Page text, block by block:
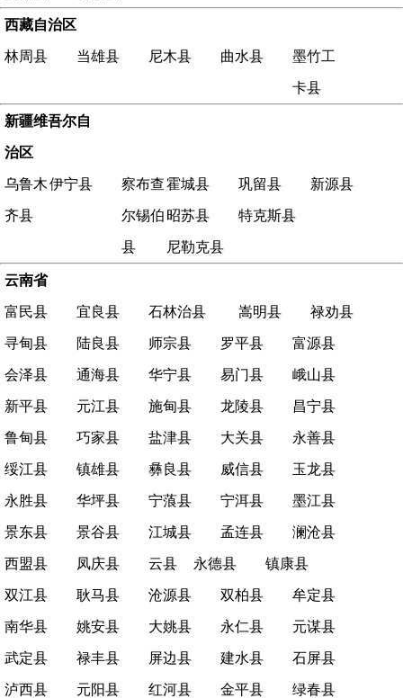
西藏自治区
林周县 当雄县 尼木县 曲水县 墨竹工
卡县
新疆维吾尔自
治区
乌鲁木
齐县
伊宁县 察布查
尔锡伯
县
霍城县 巩留县 新源县
昭苏县 特克斯县
尼勒克县
云南省
富民县 宜良县 石林治县 嵩明县 禄劝县
寻甸县 陆良县 师宗县 罗平县 富源县
会泽县 通海县 华宁县 易门县 峨山县
新平县 元江县 施甸县 龙陵县 昌宁县
鲁甸县 巧家县 盐津县 大关县 永善县
绥江县 镇雄县 彝良县 威信县 玉龙县
永胜县 华坪县 宁蒗县 宁洱县 墨江县
景东县 景谷县 江城县 孟连县 澜沧县
西盟县 凤庆县 云县 永德县 镇康县
双江县 耿马县 沧源县 双柏县 牟定县
南华县 姚安县 大姚县 永仁县 元谋县
武定县 禄丰县 屏边县 建水县 石屏县
泸西县 元阳县 红河县 金平县 绿春县